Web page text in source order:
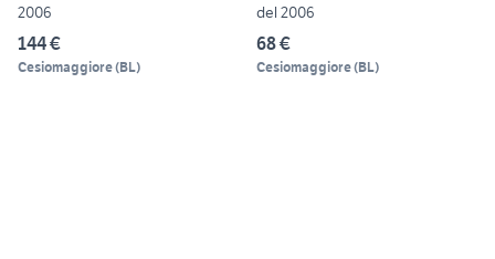
2006
144 €
Cesiomaggiore(BL)
del 2006
68 €
Cesiomaggiore(BL)